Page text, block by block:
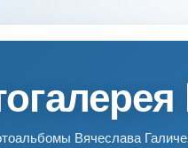
Вячеслава